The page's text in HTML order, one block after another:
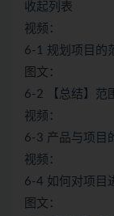
收起列表
视频：
6-1 规划项目的
图文：
6-2 【总结】范
视频：
6-3 产品与项目
视频：
6-4 如何对项目
图文：